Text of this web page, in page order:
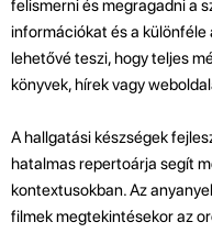
felismerni és megragadni a
információkat és a
lehetővé teszi, hogy teljes
könyvek, hírek vagy
A hallgatási készségek
hatalmas repertoárja segít
kontextusokban. Az
filmek megtekintésekor az